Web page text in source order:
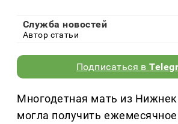
Служба новостей
Автор статьи
Подписаться в
Многодетная мать из
могла получить